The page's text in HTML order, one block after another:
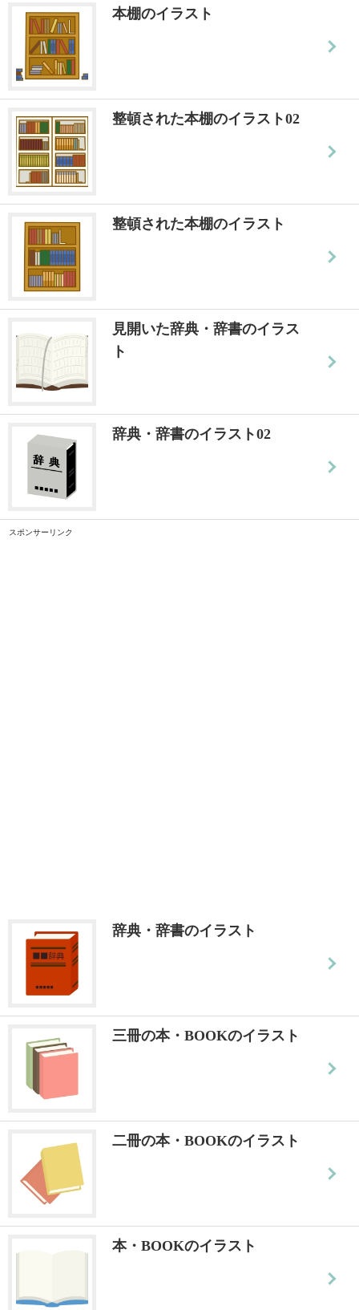
本棚のイラスト
整頓された本棚のイラスト02
整頓された本棚のイラスト
見開いた辞典・辞書のイラス
ト
辞典・辞書のイラスト02
スポンサーリンク
辞典・辞書のイラスト
三冊の本・BOOKのイラスト
二冊の本・BOOKのイラスト
本・BOOKのイラスト